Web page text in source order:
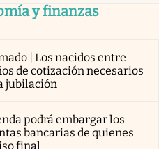
y finanzas
| Los nacidos entre
de cotización necesarios
jubilación
podrá embargar los
bancarias de quienes
final